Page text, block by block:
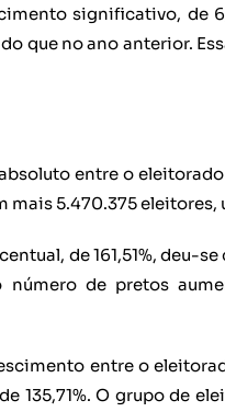
significativo, de
do que no ano anterior.
entre o
mais 5.470.375 eleitores,
de 161,51%, deu-
de pretos
entre o
135,71%. O grupo de